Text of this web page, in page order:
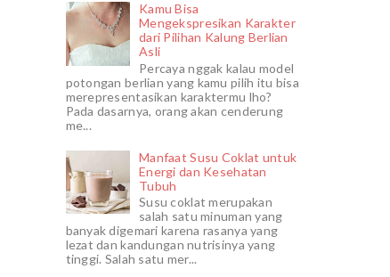
Kamu Bisa
Mengekspresikan Karakter
dari Pilihan Kalung Berlian
Asli
Percaya nggak kalau model
potongan berlian yang kamu pilih itu bisa
merepresentasikan karaktermu lho?
Pada dasarnya, orang akan cenderung
me...
Manfaat Susu Coklat untuk
Energi dan Kesehatan
Tubuh
Susu coklat merupakan
salah satu minuman yang
banyak digemari karena rasanya yang
lezat dan kandungan nutrisinya yang
tinggi. Salah satu mer...